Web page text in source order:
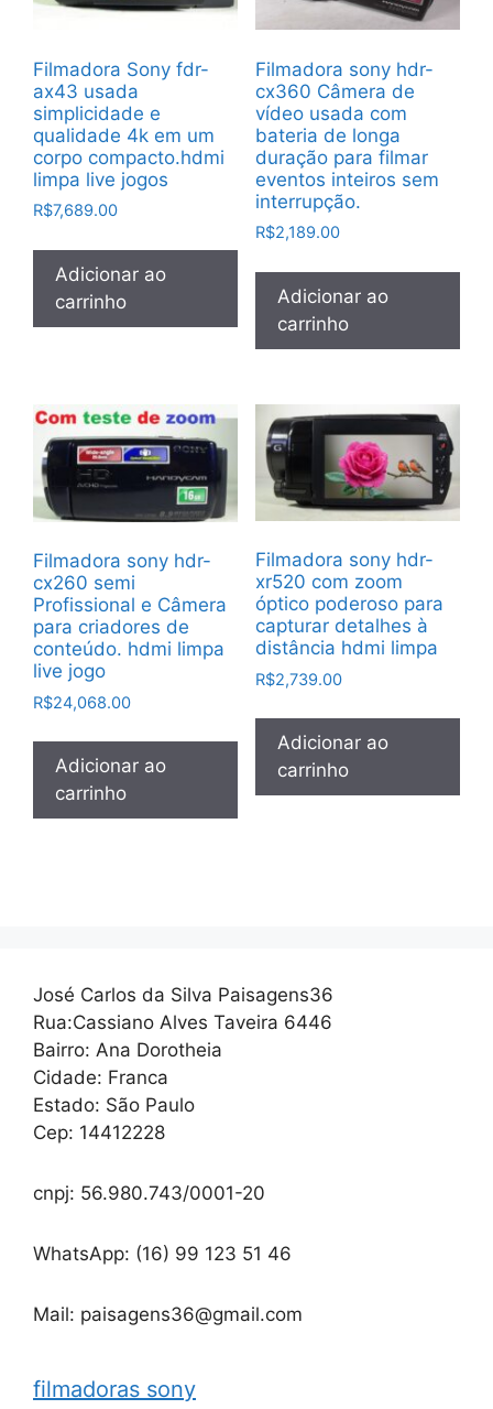
Filmadora Sony fdr-
ax43 usada
simplicidade e
qualidade 4k em um
corpo compacto.hdmi
limpa live jogos
R$7,689.00
Adicionar ao
carrinho
Filmadora sony hdr-
cx360 Câmera de
vídeo usada com
bateria de longa
duração para filmar
eventos inteiros sem
interrupção.
R$2,189.00
Adicionar ao
carrinho
Filmadora sony hdr-
cx260 semi
Profissional e Câmera
para criadores de
conteúdo. hdmi limpa
live jogo
R$24,068.00
Adicionar ao
carrinho
Filmadora sony hdr-
xr520 com zoom
óptico poderoso para
capturar detalhes à
distância hdmi limpa
R$2,739.00
Adicionar ao
carrinho
José Carlos da Silva Paisagens36
Rua:Cassiano Alves Taveira 6446
Bairro: Ana Dorotheia
Cidade: Franca
Estado: São Paulo
Cep: 14412228
cnpj: 56.980.743/0001-20
WhatsApp: (16) 99 123 51 46
Mail: paisagens36@gmail.com
filmadoras sony